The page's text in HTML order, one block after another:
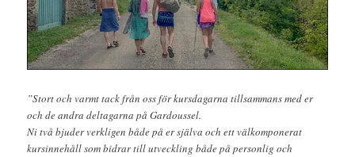
”Stort och varmt tack från oss för kursdagarna tillsammans med er
och de andra deltagarna på Gardoussel.
Ni två bjuder verkligen både på er själva och ett välkomponerat
kursinnehåll som bidrar till utveckling både på personlig och